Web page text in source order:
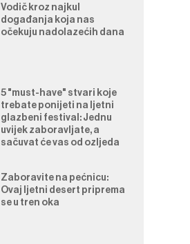
Vodič kroz najkul
događanja koja nas
očekuju nadolazećih dana
5 "must-have" stvari koje
trebate ponijeti na ljetni
glazbeni festival: Jednu
uvijek zaboravljate, a
sačuvat će vas od ozljeda
Zaboravite na pećnicu:
Ovaj ljetni desert priprema
se u tren oka